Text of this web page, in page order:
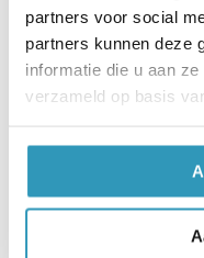
partners voor social
partners kunnen deze
informatie die u aan
verzameld op basis
Download hier